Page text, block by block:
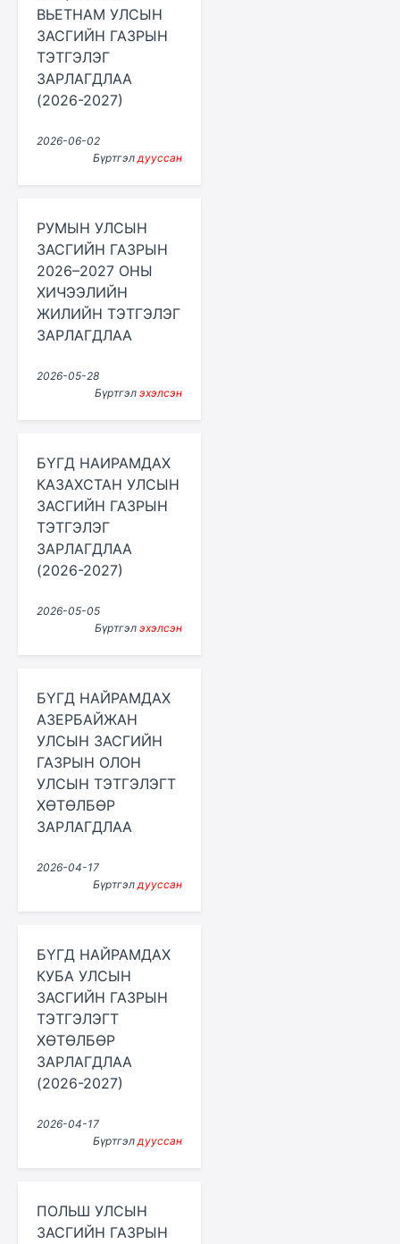
ВЬЕТНАМ УЛСЫН
ЗАСГИЙН ГАЗРЫН
ТЭТГЭЛЭГ
ЗАРЛАГДЛАА
(2026-2027)
2026-06-02
Бүртгэлдууссан
РУМЫН УЛСЫН
ЗАСГИЙН ГАЗРЫН
2026–2027 ОНЫ
ХИЧЭЭЛИЙН
ЖИЛИЙН ТЭТГЭЛЭГ
ЗАРЛАГДЛАА
2026-05-28
Бүртгэл эхэлсэн
БҮГД НАИРАМДАХ
КАЗАХСТАН УЛСЫН
ЗАСГИЙН ГАЗРЫН
ТЭТГЭЛЭГ
ЗАРЛАГДЛАА
(2026-2027)
2026-05-05
Бүртгэл эхэлсэн
БҮГД НАЙРАМДАХ
АЗЕРБАЙЖАН
УЛСЫН ЗАСГИЙН
ГАЗРЫН ОЛОН
УЛСЫН ТЭТГЭЛЭГТ
ХӨТӨЛБӨР
ЗАРЛАГДЛАА
2026-04-17
Бүртгэлдууссан
БҮГД НАЙРАМДАХ
КУБА УЛСЫН
ЗАСГИЙН ГАЗРЫН
ТЭТГЭЛЭГТ
ХӨТӨЛБӨР
ЗАРЛАГДЛАА
(2026-2027)
2026-04-17
Бүртгэлдууссан
ПОЛЬШ УЛСЫН
ЗАСГИЙН ГАЗРЫН